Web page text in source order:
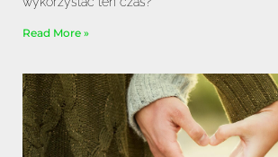
Read More »